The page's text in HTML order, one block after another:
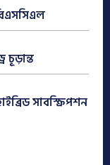
চূড়ান্ত
সাবস্ক্রিপশন